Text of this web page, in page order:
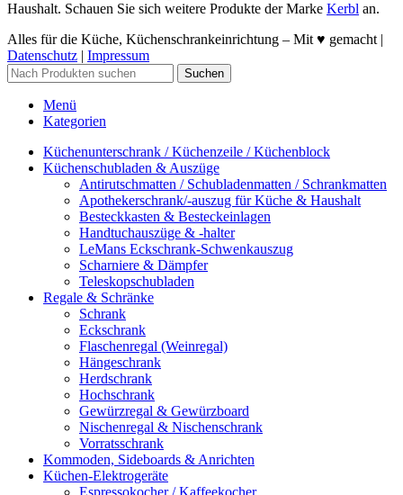
Haushalt. Schauen Sie sich weitere Produkte der Marke Kerbl an.
Alles für die Küche, Küchenschrankeinrichtung – Mit ♥ gemacht |
Datenschutz | Impressum
Suchen
Menü
Kategorien
Küchenunterschrank / Küchenzeile / Küchenblock
Küchenschubladen & Auszüge
Antirutschmatten / Schubladenmatten / Schrankmatten
Apothekerschrank/-auszug für Küche & Haushalt
Besteckkasten & Besteckeinlagen
Handtuchauszüge & -halter
LeMans Eckschrank-Schwenkauszug
Scharniere & Dämpfer
Teleskopschubladen
Regale & Schränke
Schrank
Eckschrank
Flaschenregal (Weinregal)
Hängeschrank
Herdschrank
Hochschrank
Gewürzregal & Gewürzboard
Nischenregal & Nischenschrank
Vorratsschrank
Kommoden, Sideboards & Anrichten
Küchen-Elektrogeräte
Espressokocher / Kaffeekocher